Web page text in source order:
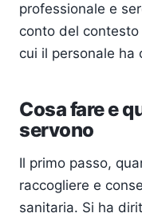
professionale e
conto del
cui il personale ha
Cosa fare e
servono
Il primo passo,
raccogliere e
sanitaria. Si ha